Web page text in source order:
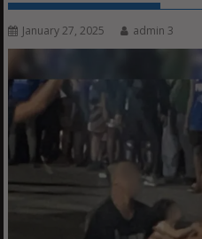
January 27, 2025 admin 3